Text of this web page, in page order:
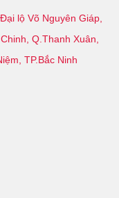
lộ Võ Nguyên Giáp,
Q.Thanh Xuân,
TP.Bắc Ninh